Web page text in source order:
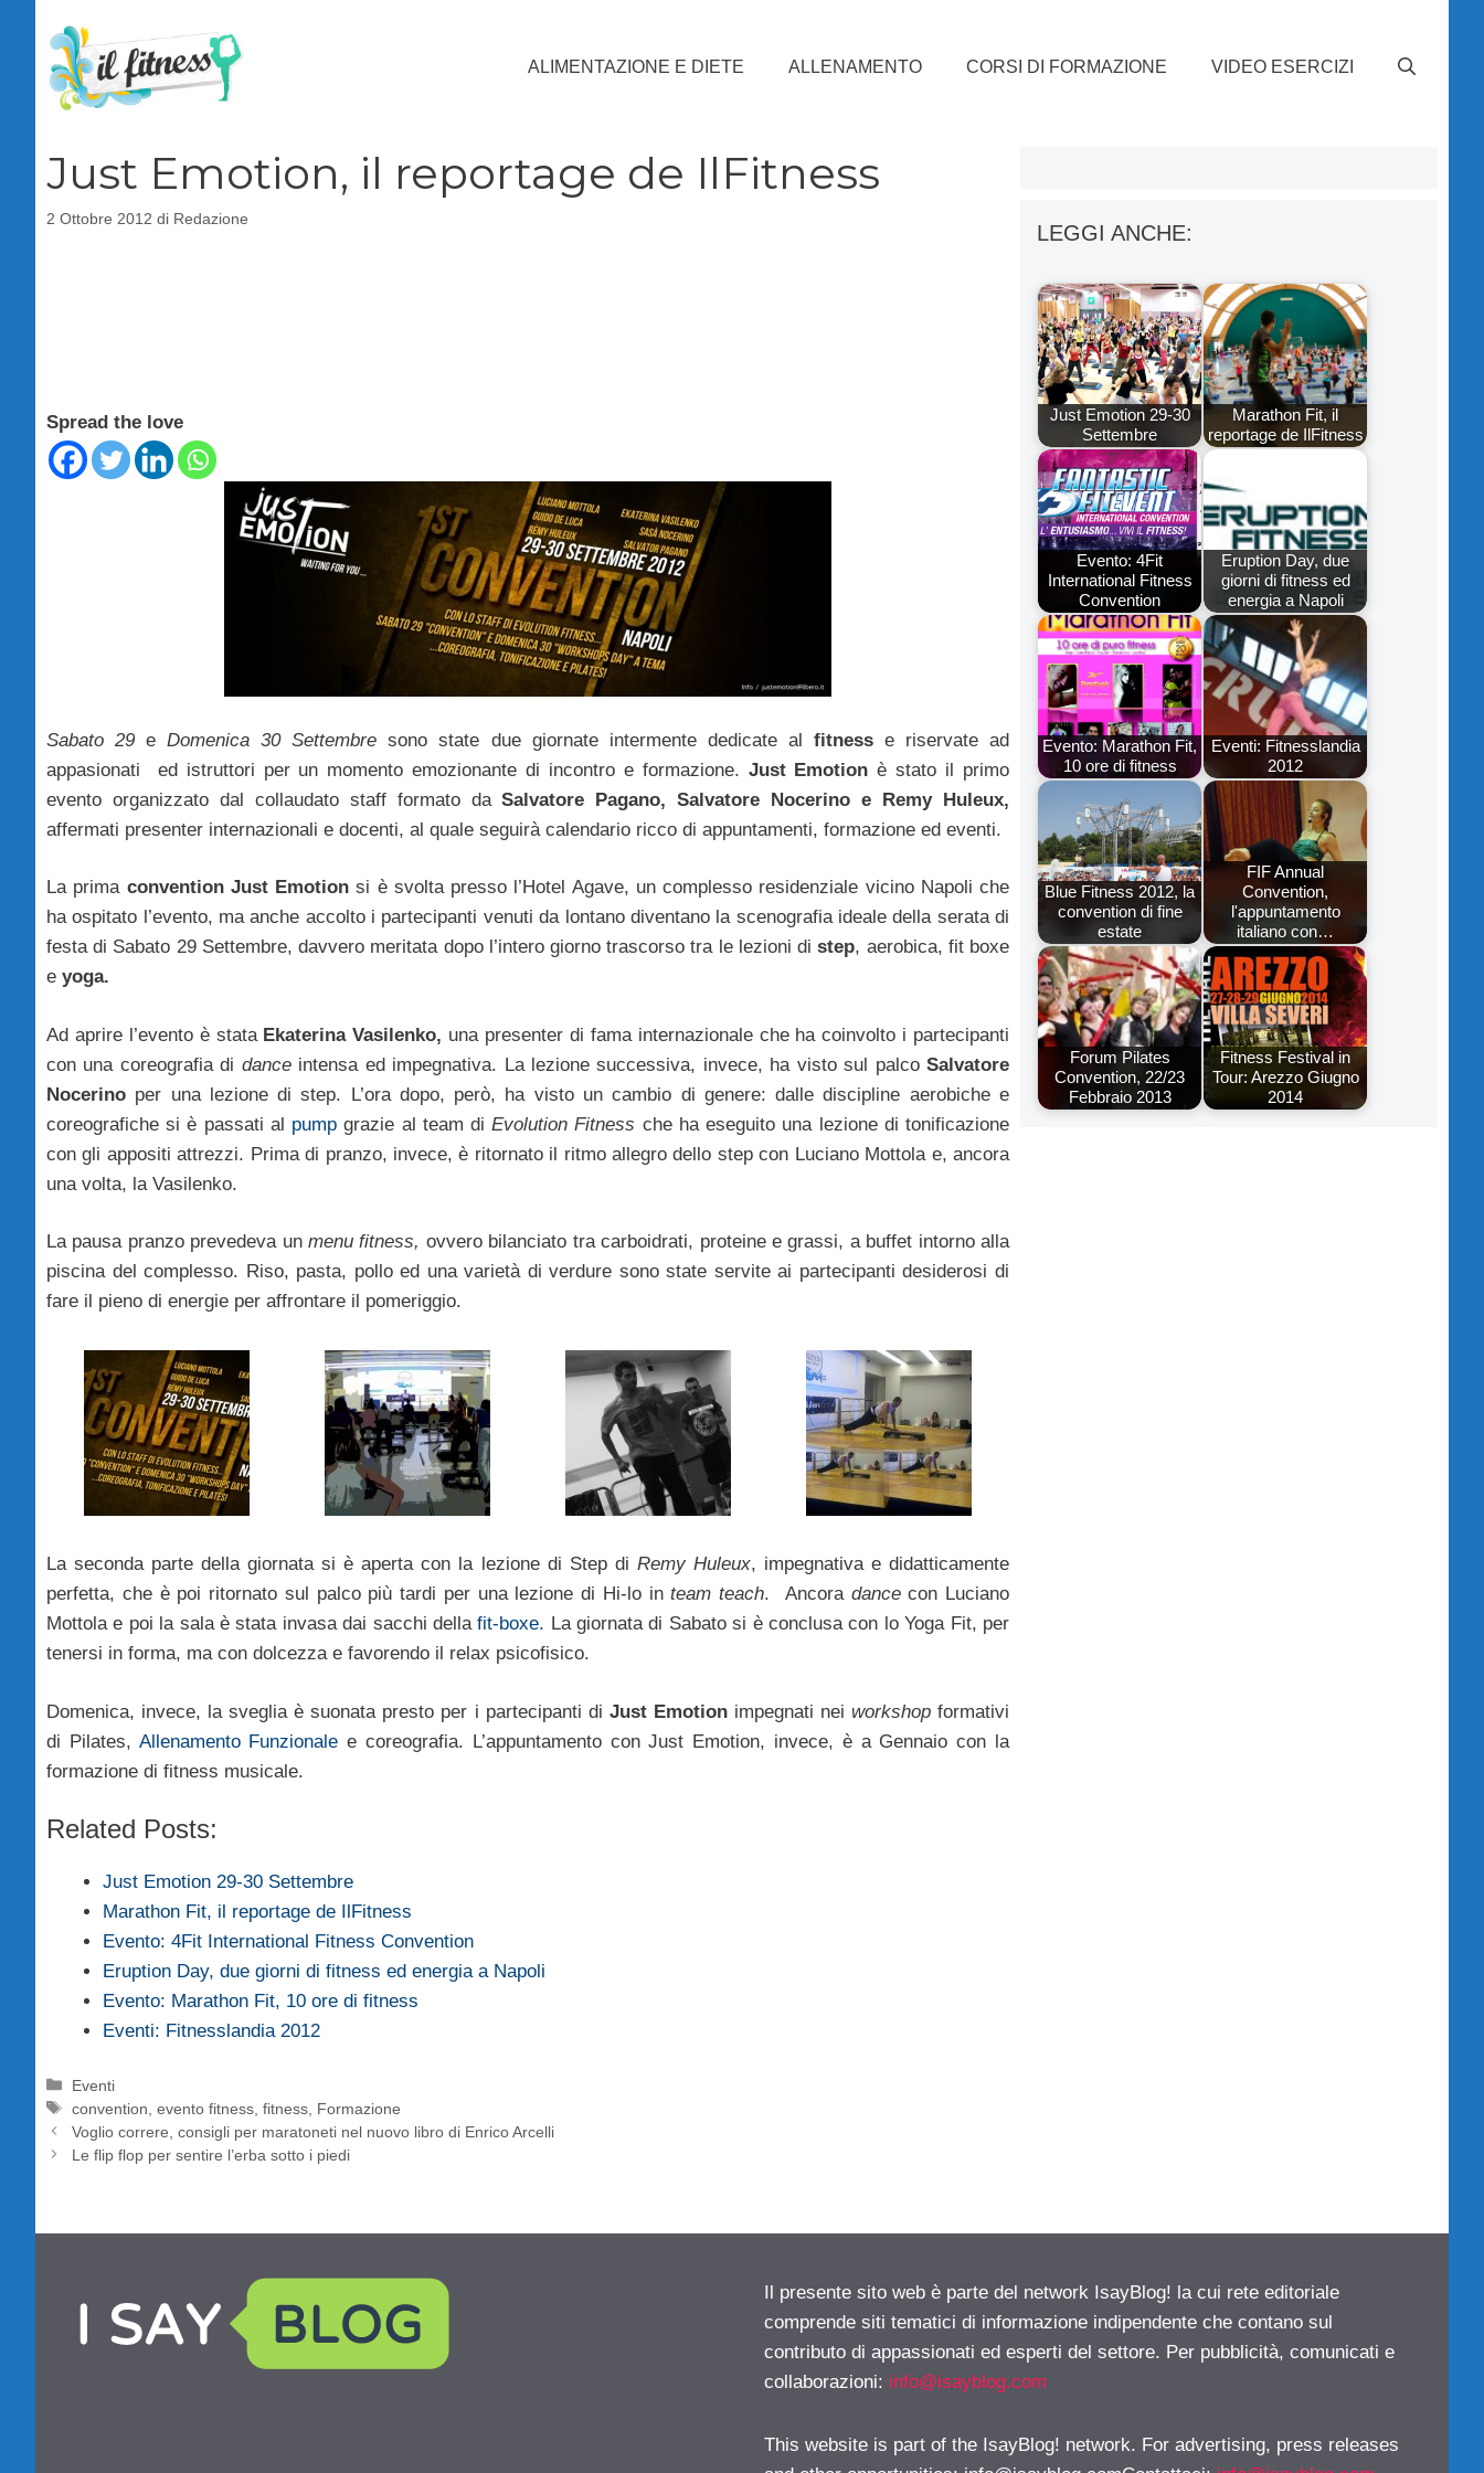
contenuto
ALIMENTAZIONE E DIETE ALLENAMENTO CORSI DI FORMAZIONE VIDEO ESERCIZI
Just Emotion, il reportage de IlFitness
2 Ottobre 2012 di Redazione
Spread the love
Sabato 29 e Domenica 30 Settembre sono state due giornate intermente dedicate al fitnesse riservate ad
appasionati ed istruttori per un momento emozionante di incontro e formazione. Just Emotion è stato il primo
evento organizzato dal collaudato staff formato daSalvatore Pagano, Salvatore Nocerino e Remy Huleux,
affermati presenter internazionali e docenti, al quale seguirà calendario ricco di appuntamenti, formazione ed eventi.
La prima convention Just Emotionsi è svolta presso l’Hotel Agave, un complesso residenziale vicino Napoli che
ha ospitato l’evento, ma anche accolto i partecipanti venuti da lontano diventano la scenografia ideale della serata di
festa di Sabato 29 Settembre, davvero meritata dopo l’intero giorno trascorso tra le lezioni distep, aerobica, fit boxe
e yoga.
Ad aprire l’evento è stata Ekaterina Vasilenko, una presenter di fama internazionale che ha coinvolto i partecipanti
con una coreografia di danceintensa ed impegnativa. La lezione successiva, invece, ha visto sul palco Salvatore
Nocerino per una lezione di step. L’ora dopo, però, ha visto un cambio di genere: dalle discipline aerobiche e
coreografiche si è passati al pump grazie al team diEvolution Fitness che ha eseguito una lezione di tonificazione
con gli appositi attrezzi. Prima di pranzo, invece, è ritornato il ritmo allegro dello step con Luciano Mottola e, ancora
una volta, la Vasilenko.
La pausa pranzo prevedeva unmenu fitness, ovvero bilanciato tra carboidrati, proteine e grassi, a buffet intorno alla
piscina del complesso. Riso, pasta, pollo ed una varietà di verdure sono state servite ai partecipanti desiderosi di
fare il pieno di energie per affrontare il pomeriggio.
La seconda parte della giornata si è aperta con la lezione di Step di Remy Huleux, impegnativa e didatticamente
perfetta, che è poi ritornato sul palco più tardi per una lezione di Hi-lo inteam teach. Ancora dancecon Luciano
Mottola e poi la sala è stata invasa dai sacchi dellafit-boxe. La giornata di Sabato si è conclusa con lo Yoga Fit, per
tenersi in forma, ma con dolcezza e favorendo il relax psicofisico.
Domenica, invece, la sveglia è suonata presto per i partecipanti di Just Emotionimpegnati nei workshopformativi
di Pilates, Allenamento Funzionale e coreografia. L’appuntamento con Just Emotion, invece, è a Gennaio con la
formazione di fitness musicale.
Related Posts:
Just Emotion 29-30 Settembre
Marathon Fit, il reportage de IlFitness
Evento: 4Fit International Fitness Convention
Eruption Day, due giorni di fitness ed energia a Napoli
Evento: Marathon Fit, 10 ore di fitness
Eventi: Fitnesslandia 2012
Categorie
Eventi
Tag
convention ,evento fitness ,fitness Formazione
Voglio correre, consigli per maratoneti nel nuovo libro di Enrico Arcelli
Le flip flop per sentire l’erba sotto i piedi
LEGGI ANCHE:
Just Emotion 29-30
Settembre
Marathon Fit, il
reportage de IlFitness
Evento: 4Fit
International Fitness
Convention
Eruption Day, due
giorni di fitness ed
energia a Napoli
Evento: Marathon Fit,
10 ore di fitness
Eventi: Fitnesslandia
2012
Blue Fitness 2012, la
convention di fine
estate
FIF Annual
Convention,
l'appuntamento
italiano con…
Forum Pilates
Convention, 22/23
Febbraio 2013
Fitness Festival in
Tour: Arezzo Giugno
2014
Il presente sito web è parte del network IsayBlog! la cui rete editoriale
comprende siti tematici di informazione indipendente che contano sul
contributo di appassionati ed esperti del settore. Per pubblicità, comunicati e
collaborazioni: info@isayblog.com
This website is part of the IsayBlog! network. For advertising, press releases